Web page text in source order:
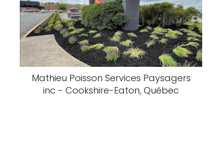
Mathieu Poisson Services Paysagers
inc - Cookshire-Eaton, Québec